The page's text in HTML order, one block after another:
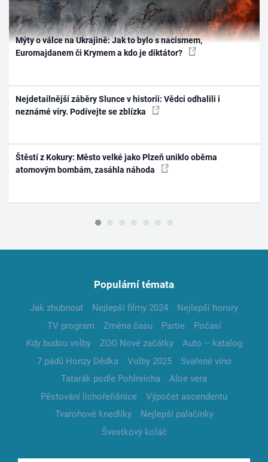
Mýty o válce na Ukrajině: Jak to bylo s nacismem,
Euromajdanem či Krymem a kdo je diktátor?
Nejdetailnější záběry Slunce v historii: Vědci odhalili i
neznámé víry. Podívejte se zblízka
Štěstí z Kokury: Město velké jako Plzeň uniklo oběma
atomovým bombám, zasáhla náhoda
Populární témata
Jak zhubnout Nejlepší filmy 2024
Nejlepší horory
TV program
Změna času Partie
Počasí
Kdy budou volby
ZOO Nové začátky
Auto – katalog
7 pádů Honzy Dědka
Volby 2025
Svařené víno
Tatarák podle Pohlreicha
Aloe vera
Pěstování lichořeřišnice
Výpočet ascendentu
Tvarohové knedlíky
Nejlepší palačinky
Švestkový koláč